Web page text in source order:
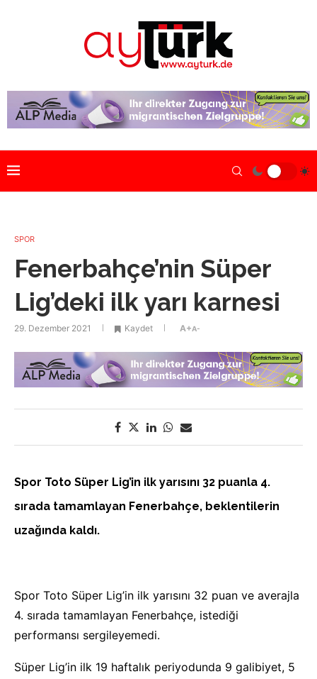
SPOR
Fenerbahçe’nin Süper
Lig’deki ilk yarı karnesi
29. Dezember 2021 Kaydet A+A-
Spor Toto Süper Lig’in ilk yarısını 32 puanla 4.
sırada tamamlayan Fenerbahçe, beklentilerin
uzağında kaldı.
Spor Toto Süper Lig’in ilk yarısını 32 puan ve averajla
4. sırada tamamlayan Fenerbahçe, istediği
performansı sergileyemedi.
Süper Lig’in ilk 19 haftalık periyodunda 9 galibiyet, 5